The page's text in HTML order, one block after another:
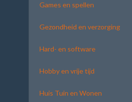
Games en spellen
Gezondheid en verzorging
Hard- en software
Hobby en vrije tijd
Huis Tuin en Wonen